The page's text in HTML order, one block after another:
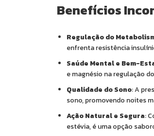
Benefícios
Regulação do
enfrenta resistência
Saúde Mental e Bem-
e magnésio na regulação
Qualidade do Sono: A
sono, promovendo noites
Ação Natural e Segura:
estévia, é uma opção